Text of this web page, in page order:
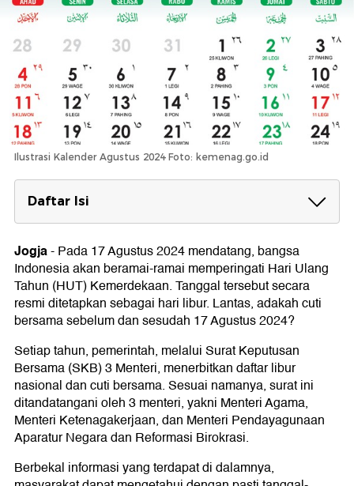
Ilustrasi Kalender Agustus 2024 Foto: kemenag.go.id
Daftar Isi
Libur Sebelum dan Sesudah 17 Agustus,
Apakah Ada?
Daftar Hari Besar Nasional dan Internasional
Agustus 2024
Hari Besar Nasional Agustus 2024
Hari Besar Internasional Agustus 2024
Sisa Libur Nasional dan Cuti Bersama 2024
Jogja-Pada 17 Agustus 2024 mendatang, bangsa
Indonesia akan beramai-ramai memperingati Hari Ulang
Tahun (HUT) Kemerdekaan. Tanggal tersebut secara
resmi ditetapkan sebagai hari libur. Lantas, adakah cuti
bersama sebelum dan sesudah 17 Agustus 2024?
Setiap tahun, pemerintah, melalui Surat Keputusan
Bersama (SKB) 3 Menteri, menerbitkan daftar libur
nasional dan cuti bersama. Sesuai namanya, surat ini
ditandatangani oleh 3 menteri, yakni Menteri Agama,
Menteri Ketenagakerjaan, dan Menteri Pendayagunaan
Aparatur Negara dan Reformasi Birokrasi.
Berbekal informasi yang terdapat di dalamnya,